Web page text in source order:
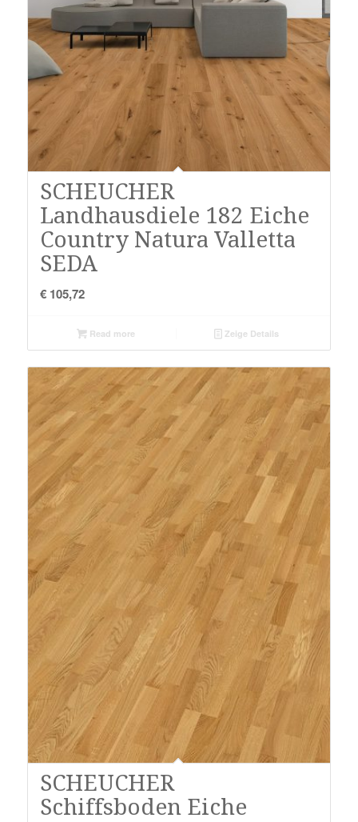
SCHEUCHER
Landhausdiele 182 Eiche
Country Natura Valletta
SEDA
€105,72
Read more Zeige Details
SCHEUCHER
Schiffsboden Eiche